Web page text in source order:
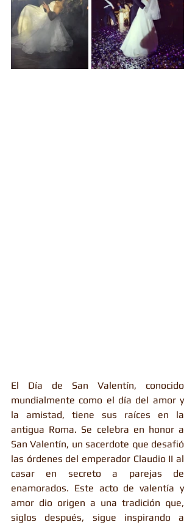
El Día de San Valentín, conocido
mundialmente como el día del amor y
la amistad, tiene sus raíces en la
antigua Roma. Se celebra en honor a
San Valentín, un sacerdote que desafió
las órdenes del emperador Claudio II al
casar en secreto a parejas de
enamorados. Este acto de valentía y
amor dio origen a una tradición que,
siglos después, sigue inspirando a